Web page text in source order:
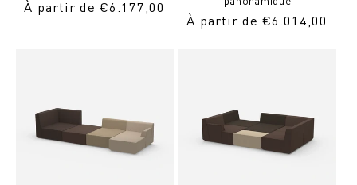
Prix
À partir de €6.177,00
Prix
À partir de €6.014,00